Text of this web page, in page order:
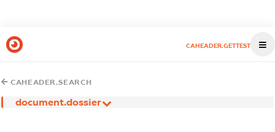
CAHEADER.GETTEST
CAHEADER.SEARCH
document.dossier